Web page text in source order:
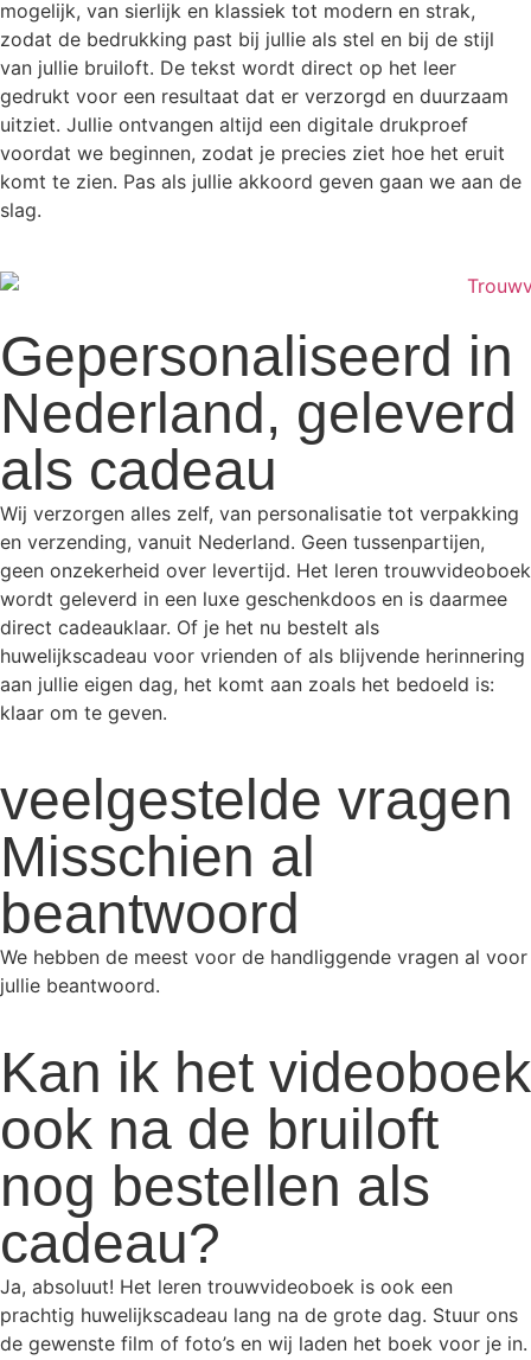
mogelijk, van sierlijk en klassiek tot modern en strak,
zodat de bedrukking past bij jullie als stel en bij de stijl
van jullie bruiloft. De tekst wordt direct op het leer
gedrukt voor een resultaat dat er verzorgd en duurzaam
uitziet. Jullie ontvangen altijd een digitale drukproef
voordat we beginnen, zodat je precies ziet hoe het eruit
komt te zien. Pas als jullie akkoord geven gaan we aan de
slag.
Gepersonaliseerd in
Nederland, geleverd
als cadeau
Wij verzorgen alles zelf, van personalisatie tot verpakking
en verzending, vanuit Nederland. Geen tussenpartijen,
geen onzekerheid over levertijd. Het leren trouwvideoboek
wordt geleverd in een luxe geschenkdoos en is daarmee
direct cadeauklaar. Of je het nu bestelt als
huwelijkscadeau voor vrienden of als blijvende herinnering
aan jullie eigen dag, het komt aan zoals het bedoeld is:
klaar om te geven.
veelgestelde vragen
Misschien al
beantwoord
We hebben de meest voor de handliggende vragen al voor
jullie beantwoord.
Kan ik het videoboek
ook na de bruiloft
nog bestellen als
cadeau?
Ja, absoluut! Het leren trouwvideoboek is ook een
prachtig huwelijkscadeau lang na de grote dag. Stuur ons
de gewenste film of foto’s en wij laden het boek voor je in.